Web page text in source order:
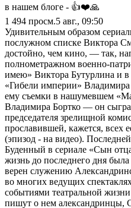
в нашем блоге - 👍❤️🙏
1 494 просм.5 авг., 09:50
Удивительным образом
послужном списке Виктора
достойно, чем кино, — так,
полнометражном военно-
имею» Виктора Бутурлина и
«Гибели империи»
ему съемки в нашумевшем
Владимира Бортко — он
председателя зрелищной
прославившей, кажется, всех
(эпизод - на видео).
Буденный в сериале «Сын
жизнь до последнего дня
верен служению
во многих ведущих
событиями театральной
пишут о нем александринцы,